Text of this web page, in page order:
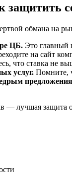
защитить
обмана на
ЦБ. Это главный
на сайт
что ставка не
услуг. Помните,
— лучшая